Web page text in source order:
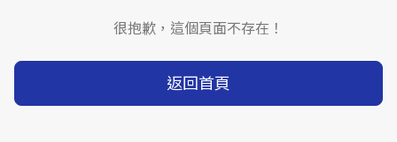
很抱歉，這個頁面不存在！
返回首頁